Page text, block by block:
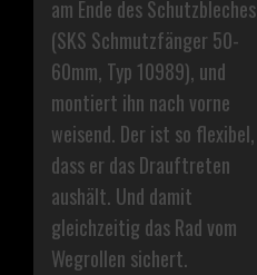
am Ende des Schutzbleches
(SKS Schmutzfänger 50-
60mm, Typ 10989), und
montiert ihn nach vorne
weisend. Der ist so flexibel,
dass er das Drauftreten
aushält. Und damit
gleichzeitig das Rad vom
Wegrollen sichert.